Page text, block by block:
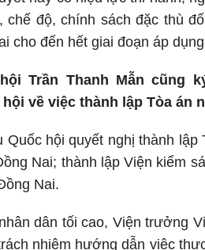
chế độ, chính sách đặc thù
cho đến hết giai đoạn áp
Trần Thanh Mẫn cũng
về việc thành lập Tòa án
Quốc hội quyết nghị thành
Nai; thành lập Viện kiểm
Nai.
dân tối cao, Viện trưởng
nhiệm hướng dẫn việc